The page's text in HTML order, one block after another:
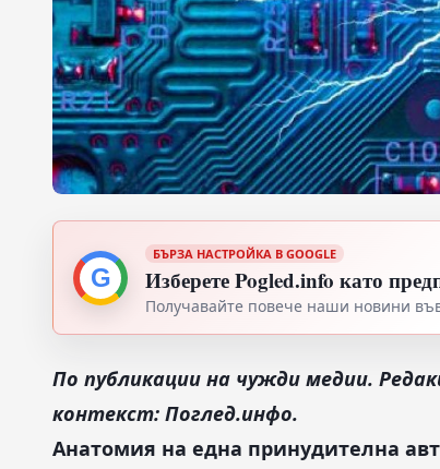
G
БЪРЗА НАСТРОЙКА В GOOGLE
Изберете Pogled.info като
Получавайте повече наши новини
По публикации на чужди медии.
контекст: Поглед.инфо.
Анатомия на една принудителна